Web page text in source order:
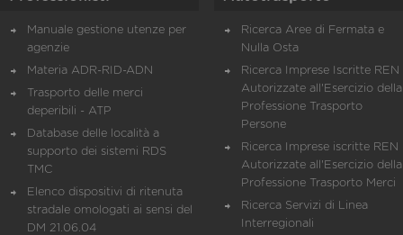
Manuale gestione utenze per
agenzie
Materia ADR-RID-ADN
Trasporto delle merci
deperibili - ATP
Database delle località a
supporto dei sistemi RDS
TMC
Elenco dispositivi di ritenuta
stradale omologati ai sensi del
DM 21.06.04
Ricerca Aree di Fermata e
Nulla Osta
Ricerca Imprese Iscritte REN
Autorizzate all'Esercizio della
Professione Trasporto
Persone
Ricerca Imprese iscritte REN
Autorizzate all'Esercizio della
Professione Trasporto Merci
Ricerca Servizi di Linea
Interregionali